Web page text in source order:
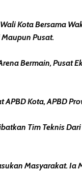
Kota Bersama
Pusat.
Bermain, Pusat
Kota, APBD
Tim Teknis
Masyarakat. Ia